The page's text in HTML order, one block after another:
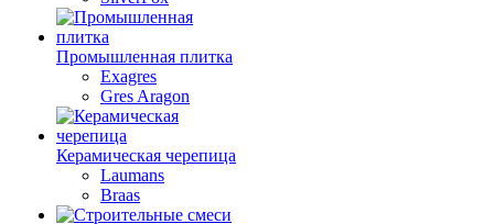
Промышленная плитка
Exagres
Gres Aragon
Керамическая черепица
Laumans
Braas